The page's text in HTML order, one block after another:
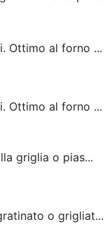
Ottimo al forno ...
Ottimo al forno ...
griglia o pias...
o grigliat...